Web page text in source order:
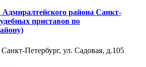
района Санкт-
приставов по
Санкт-Петербург, ул. Садовая, д.105